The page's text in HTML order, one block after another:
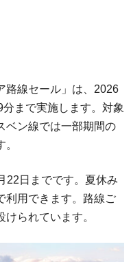
路線セール」は、2026
まで実施します。対象
ベン線では一部期間の
22日までです。夏休み
利用できます。路線ご
られています。